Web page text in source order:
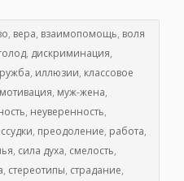
, вера, взаимопомощь, воля
, дискриминация,
, иллюзии, классовое
мотивация, муж-жена,
, неуверенность,
, преодоление, работа,
, сила духа, смелость,
, стереотипы, страдание,